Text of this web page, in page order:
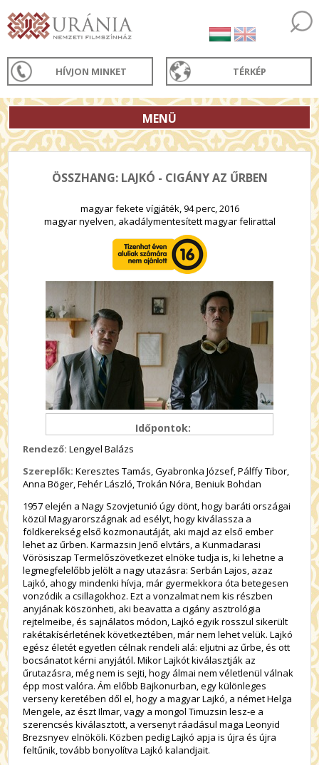
HÍVJON MINKET TÉRKÉP
MENÜ
ÖSSZHANG: LAJKÓ - CIGÁNY AZ ŰRBEN
magyar fekete vígjáték, 94 perc, 2016
magyar nyelven, akadálymentesített magyar felirattal
Időpontok:
Rendező: Lengyel Balázs
Szereplők:Keresztes Tamás, Gyabronka József, Pálffy Tibor,
Anna Böger, Fehér László, Trokán Nóra, Beniuk Bohdan
1957 elején a Nagy Szovjetunió úgy dönt, hogy baráti országai
közül Magyarországnak ad esélyt, hogy kiválassza a
földkerekség első kozmonautáját, aki majd az első ember
lehet az űrben. Karmazsin Jenő elvtárs, a Kunmadarasi
Vörösiszap Termelőszövetkezet elnöke tudja is, ki lehetne a
legmegfelelőbb jelölt a nagy utazásra: Serbán Lajos, azaz
Lajkó, ahogy mindenki hívja, már gyermekkora óta betegesen
vonzódik a csillagokhoz. Ezt a vonzalmat nem kis részben
anyjának köszönheti, aki beavatta a cigány asztrológia
rejtelmeibe, és sajnálatos módon, Lajkó egyik rosszul sikerült
rakétakísérletének következtében, már nem lehet velük. Lajkó
egész életét egyetlen célnak rendeli alá: eljutni az űrbe, és ott
bocsánatot kérni anyjától. Mikor Lajkót kiválasztják az
űrutazásra, még nem is sejti, hogy álmai nem véletlenül válnak
épp most valóra. Ám előbb Bajkonurban, egy különleges
verseny keretében dől el, hogy a magyar Lajkó, a német Helga
Mengele, az észt Ilmar, vagy a mongol Timuzsin lesz-e a
szerencsés kiválasztott, a versenyt ráadásul maga Leonyid
Brezsnyev elnököli. Közben pedig Lajkó apja is újra és újra
feltűnik, tovább bonyolítva Lajkó kalandjait.